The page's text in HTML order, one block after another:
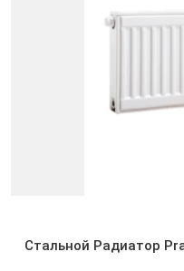
Стальной Радиатор